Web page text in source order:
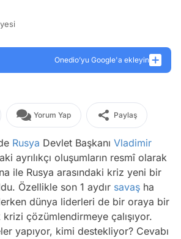
Onedio’yu Google'a ekleyin
Yorum Yap Paylaş
Rusya Devlet Başkanı Vladimir
ayrılıkçı oluşumların resmî olarak
ile Rusya arasındaki kriz yeni bir
Özellikle son 1 aydır savaş ha
dünya liderleri de bir oraya bir
çözümlendirmeye çalışıyor.
yapıyor, kimi destekliyor? Cevabı